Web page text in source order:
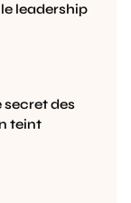
leadership
secret des
teint